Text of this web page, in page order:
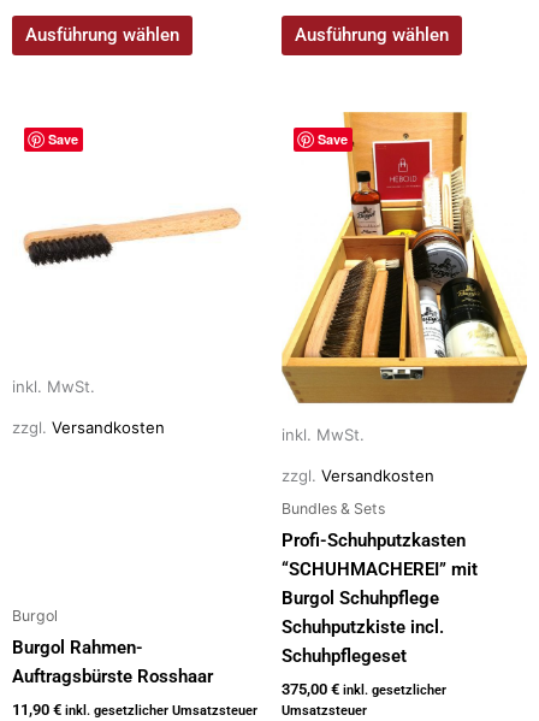
Ausführung wählen Ausführung wählen
Save
inkl. MwSt.
zzgl. Versandkosten
Burgol
Burgol Rahmen-
Auftragsbürste Rosshaar
11,90 € inkl. gesetzlicher Umsatzsteuer
Dieses
Produkt
Varianten
auf.
auf
Produktseite
Save
inkl. MwSt.
zzgl. Versandkosten
Bundles & Sets
Profi-Schuhputzkasten
“SCHUHMACHEREI” mit
Burgol Schuhpflege
Schuhputzkiste incl.
Schuhpflegeset
375,00 € inkl. gesetzlicher
Umsatzsteuer
Dieses
Produkt
mehrere
Varianten
Optionen
können
auf
Produktseite
gewählt
werden